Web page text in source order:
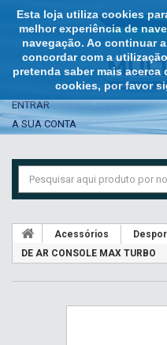
Esta loja utiliza cookies
melhor experiência de
navegação. Ao continuar
concordar com a
pretenda saber mais
cookies, por favor
ENTRAR
A SUA CONTA
Acessórios
DE AR CONSOLE MAX TURBO